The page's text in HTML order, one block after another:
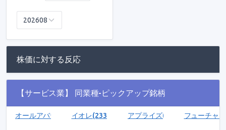
株価に対する反応
【サービス業】 同業種-ピックアップ銘柄
オールアバウト(2454)イオレ(2334) アプライズ(134) フューチャ